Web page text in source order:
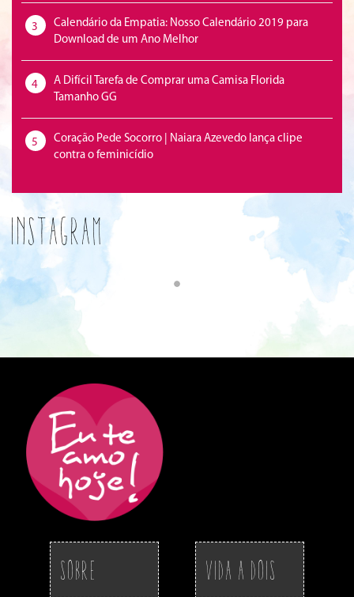
3
Calendário da Empatia: Nosso Calendário 2019 para
Download de um Ano Melhor
4
A Difícil Tarefa de Comprar uma Camisa Florida
Tamanho GG
5
Coração Pede Socorro | Naiara Azevedo lança clipe
contra o feminicídio
Instagram
Sobre Vida a Dois